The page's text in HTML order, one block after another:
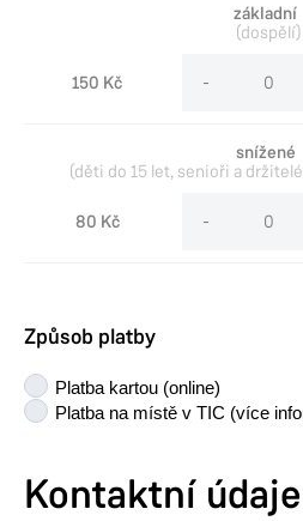
základní
(dospělí)
150 Kč -
snížené
(děti do 15 let, senioři a
80 Kč -
Způsob platby
Platba kartou (online)
Platba na místě v TIC (více
Kontaktní údaje